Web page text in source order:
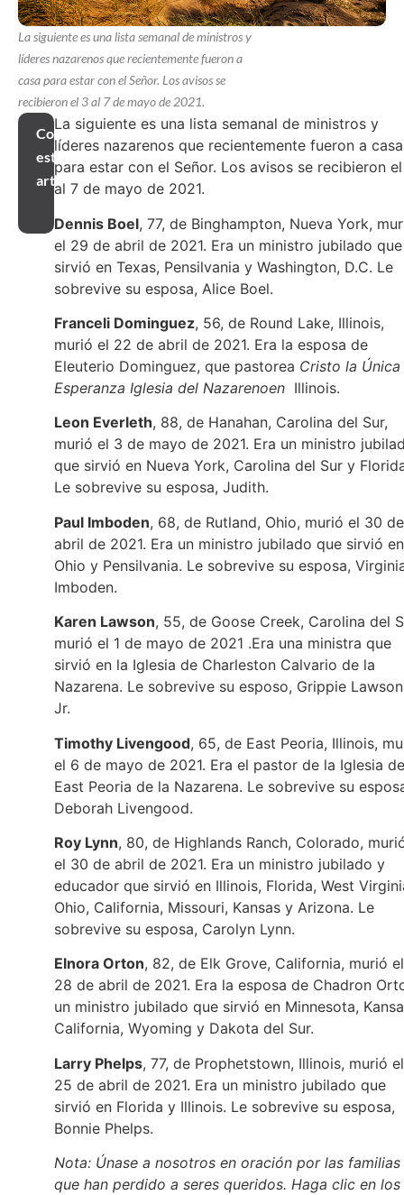
La siguiente es una lista semanal de ministros y
líderes nazarenos que recientemente fueron a
casa para estar con el Señor. Los avisos se
recibieron el 3 al 7 de mayo de 2021.
Compartir
este
artículo
La siguiente es una lista semanal de ministros y
líderes nazarenos que recientemente fueron a casa
para estar con el Señor. Los avisos se recibieron
al 7 de mayo de 2021.
Dennis Boel, 77, de Binghampton, Nueva York,
el 29 de abril de 2021. Era un ministro jubilado que
sirvió en Texas, Pensilvania y Washington, D.C. Le
sobrevive su esposa, Alice Boel.
Franceli Dominguez, 56, de Round Lake, Illinois,
murió el 22 de abril de 2021. Era la esposa de
Eleuterio Dominguez, que pastorea Cristo la Única
Esperanza Iglesia del Nazarenoen Illinois.
Leon Everleth, 88, de Hanahan, Carolina del Sur,
murió el 3 de mayo de 2021. Era un ministro
que sirvió en Nueva York, Carolina del Sur y
Le sobrevive su esposa, Judith.
Paul Imboden, 68, de Rutland, Ohio, murió el 30 de
abril de 2021. Era un ministro jubilado que sirvió en
Ohio y Pensilvania. Le sobrevive su esposa,
Imboden.
Karen Lawson, 55, de Goose Creek, Carolina del
murió el 1 de mayo de 2021 .Era una ministra que
sirvió en la Iglesia de Charleston Calvario de la
Nazarena. Le sobrevive su esposo, Grippie Lawson
Jr.
Timothy Livengood, 65, de East Peoria, Illinois,
el 6 de mayo de 2021. Era el pastor de la Iglesia de
East Peoria de la Nazarena. Le sobrevive su
Deborah Livengood.
Roy Lynn, 80, de Highlands Ranch, Colorado,
el 30 de abril de 2021. Era un ministro jubilado y
educador que sirvió en Illinois, Florida, West
Ohio, California, Missouri, Kansas y Arizona. Le
sobrevive su esposa, Carolyn Lynn.
Elnora Orton, 82, de Elk Grove, California, murió el
28 de abril de 2021. Era la esposa de Chadron
un ministro jubilado que sirvió en Minnesota,
California, Wyoming y Dakota del Sur.
Larry Phelps, 77, de Prophetstown, Illinois, murió el
25 de abril de 2021. Era un ministro jubilado que
sirvió en Florida y Illinois. Le sobrevive su esposa,
Bonnie Phelps.
Nota: Únase a nosotros en oración por las familias
que han perdido a seres queridos. Haga clic en los